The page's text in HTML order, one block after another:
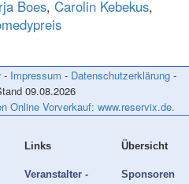
Boes, Carolin Kebekus,
- Impressum - Datenschutzerklärung -
09.08.2026
Online Vorverkauf: www.reservix.de.
Links
Veranstalter -
Übersicht
Sponsoren